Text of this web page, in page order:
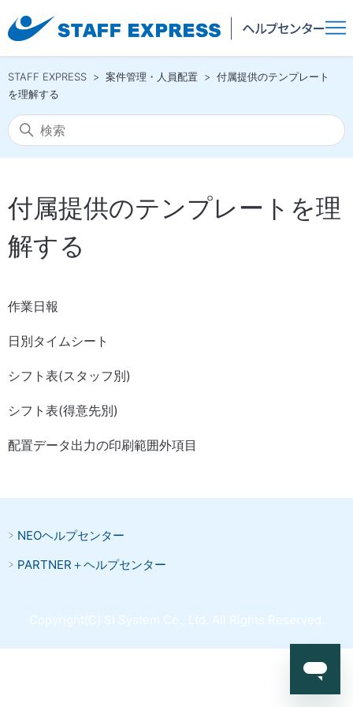
STAFF EXPRESS 案件管理・人員配置
付属提供のテンプレート
を理解する
付属提供のテンプレートを理
解する
作業日報
日別タイムシート
シフト表(スタッフ別)
シフト表(得意先別)
配置データ出力の印刷範囲外項目
NEOヘルプセンター
PARTNER＋ヘルプセンター
Copyright(C) SI System Co., Ltd. All Rights Reserved.